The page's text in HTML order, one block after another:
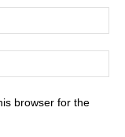
browser for the